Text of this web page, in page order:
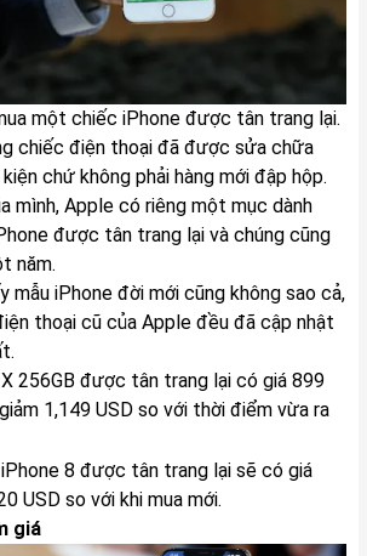
một chiếc iPhone được tân trang lại.
chiếc điện thoại đã được sửa chữa
chứ không phải hàng mới đập hộp.
mình, Apple có riêng một mục dành
được tân trang lại và chúng cũng
năm.
mẫu iPhone đời mới cũng không sao cả,
thoại cũ của Apple đều đã cập nhật
256GB được tân trang lại có giá 899
1,149 USD so với thời điểm vừa ra
8 được tân trang lại sẽ có giá
USD so với khi mua mới.
giá